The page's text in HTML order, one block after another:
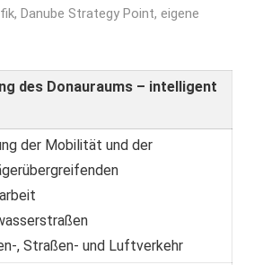
Danube Strategy Point, eigene
des Donauraums – intelligent
der Mobilität und der
, Straßen- und Luftverkehr